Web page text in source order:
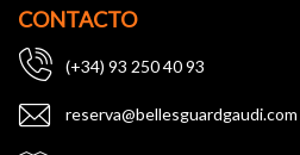
CONTACTO
(+34) 93 250 40 93
reserva@bellesguardgaudi.com